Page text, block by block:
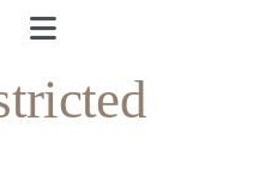
Toggle
Navigation
Naslovnica